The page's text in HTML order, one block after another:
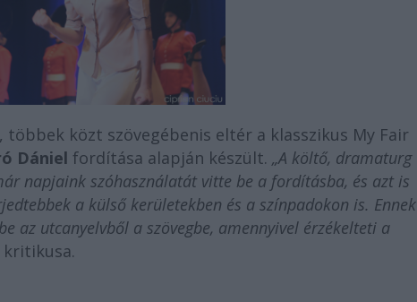
többek közt szövegébenis eltér a klasszikus My Fair
Dániel fordítása alapján készült. „A költő, dramaturg
napjaink szóhasználatát vitte be a fordításba, és azt is
a külső kerületekben és a színpadokon is. Ennek
az utcanyelvből a szövegbe, amennyivel érzékelteti a